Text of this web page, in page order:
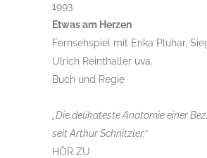
1993
Etwas am Herzen
Fernsehspiel mit Erika Pluhar,
Ulrich Reinthaller uva.
Buch und Regie
„Die delikateste Anatomie einer
seit Arthur Schnitzler.“
HÖR ZU